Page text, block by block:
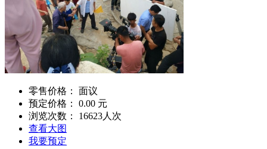
零售价格： 面议
预定价格： 0.00 元
浏览次数： 16623人次
查看大图
我要预定